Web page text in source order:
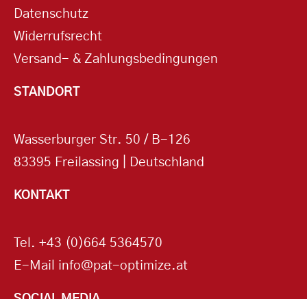
Datenschutz
Widerrufsrecht
Versand- & Zahlungsbedingungen
STANDORT
Wasserburger Str. 50 / B-126
83395 Freilassing | Deutschland
KONTAKT
Tel. +43 (0)664 5364570
E-Mail info@pat-optimize.at